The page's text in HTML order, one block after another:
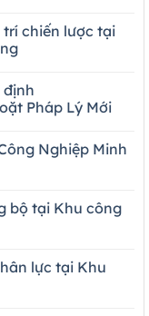
chiến lược tại
định
Pháp Lý Mới
Nghiệp Minh
bộ tại Khu công
lực tại Khu